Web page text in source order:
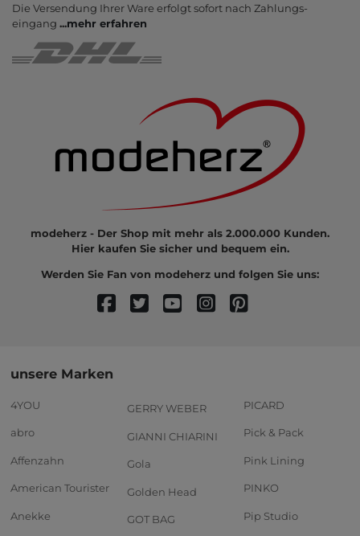
Die Ver­sendung Ihrer Ware er­folgt sofort nach Zahlungs­
eingang ...mehr erfahren
modeherz - Der Shop mit mehr als 2.000.000 Kunden.
Hier kaufen Sie sicher und bequem ein.
Werden Sie Fan von modeherz und folgen Sie uns:
unsere Marken
4YOU
abro
Affenzahn
American Tourister
Anekke
GERRY WEBER
GIANNI CHIARINI
Gola
Golden Head
GOT BAG
PICARD
Pick & Pack
Pink Lining
PINKO
Pip Studio